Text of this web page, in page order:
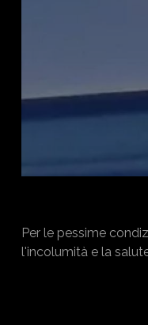
Per le pessime
l'incolumità e la